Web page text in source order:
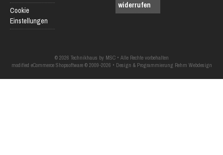
Cookie
Einstellungen
widerrufen
© 2026 Technikhaus by MSC • Alle Rechte vorbehalten
modified eCommerce Shopsoftware © 2009-2026 • Design & Programmierung Rehm Webdesign